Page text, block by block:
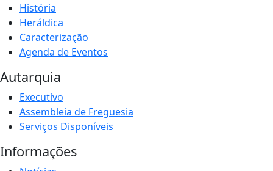
História
Heráldica
Caracterização
Agenda de Eventos
Autarquia
Executivo
Assembleia de Freguesia
Serviços Disponíveis
Informações